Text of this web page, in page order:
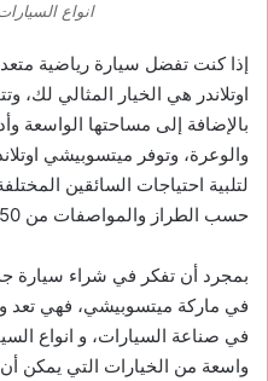
انواع
إذا كنت تفضل سيارة رياضية
اوتلاندر هي الخيار المثالي لك،
بالإضافة إلى مساحتها الواسعة
والوعرة، وتوفر ميتسوبيشي
لتلبية احتياجات السائقين
حسب الطراز والمواصفات من 155.250 ألف ريال سعودي.
بمجرد أن تفكر في شراء سيارة
في ماركة ميتسوبيشي، فهي تعد
في صناعة السيارات، و انواع
واسعة من الخيارات التي يمكن